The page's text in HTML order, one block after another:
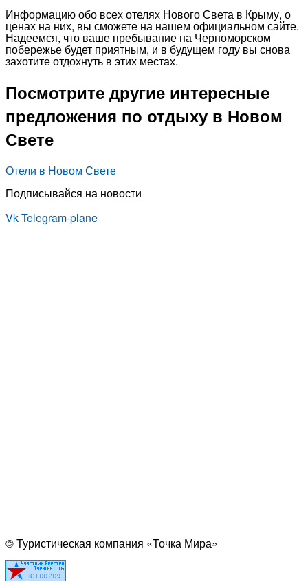
Информацию обо всех отелях Нового Света в Крыму, о
ценах на них, вы сможете на нашем официальном сайте.
Надеемся, что ваше пребывание на Черноморском
побережье будет приятным, и в будущем году вы снова
захотите отдохнуть в этих местах.
Посмотрите другие интересные
предложения по отдыху в Новом
Свете
Отели в Новом Свете
Подписывайся на новости
VkTelegram-plane
© Туристическая компания «Точка Мира»